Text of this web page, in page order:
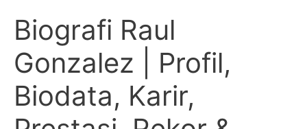
Biografi Raul
Gonzalez | Profil,
Biodata, Karir,